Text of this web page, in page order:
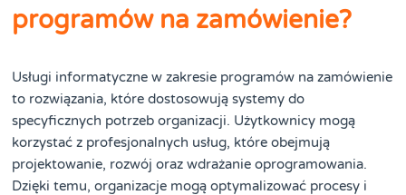
programów na zamówienie?
Usługi informatyczne w zakresie programów na zamówienie
to rozwiązania, które dostosowują systemy do
specyficznych potrzeb organizacji. Użytkownicy mogą
korzystać z profesjonalnych usług, które obejmują
projektowanie, rozwój oraz wdrażanie oprogramowania.
Dzięki temu, organizacje mogą optymalizować procesy i